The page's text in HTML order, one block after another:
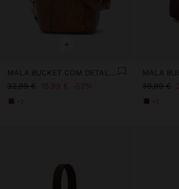
+
32,99 €
15,99 € 52%
39,99 €